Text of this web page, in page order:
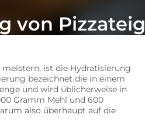
von Pizzateig
ist die Hydratisierung
bezeichnet die in einem
und wird üblicherweise in
Gramm Mehl und 600
also überhaupt auf die